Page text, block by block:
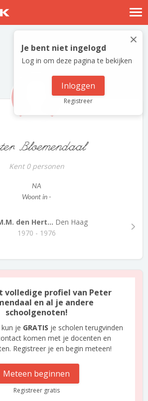
Nostalgische verhalen
Log in
Meld je gratis aan
×
Je bent niet ingelogd
Log in om deze pagina te bekijken
Inloggen
Registreer
Bloemendaal
Kent 0 personen
NA
Woont in -
den Hert... Den Haag
1970 - 1976
volledige profiel van Peter
en al je andere
schoolgenoten!
je GRATIS je scholen terugvinden
komen met je docenten en
Registreer je en begin meteen!
Meteen beginnen
Registreer gratis